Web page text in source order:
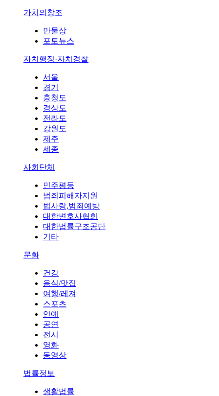
가치의창조
만물상
포토뉴스
자치행정·자치경찰
서울
경기
충청도
경상도
전라도
강원도
제주
세종
사회단체
민주평등
범죄피해자지원
법사랑,범죄예방
대한변호사협회
대한법률구조공단
기타
문화
건강
음식/맛집
여행/레져
스포츠
연예
공연
전시
영화
동영상
법률정보
생활법률